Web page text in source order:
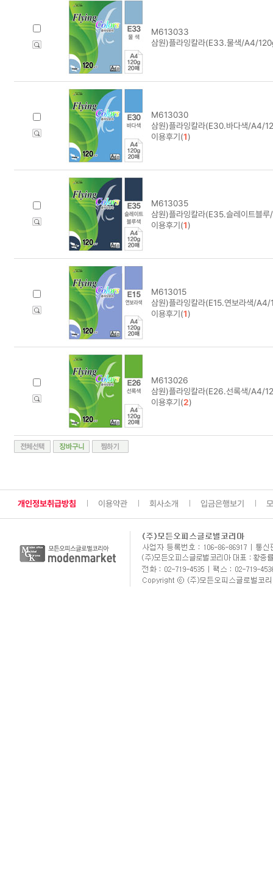
M613033
삼원)플라잉칼라(E33.물색/A4/
M613030
삼원)플라잉칼라(E30.바다색/A4/
이용후기(1)
M613035
삼원)플라잉칼라(E35.슬레이트블
이용후기(1)
M613015
삼원)플라잉칼라(E15.연보라색/
이용후기(1)
M613026
삼원)플라잉칼라(E26.선록색/A4/
이용후기(2)
개인정보취급방침 이용약관 회사소개 입금은행보기